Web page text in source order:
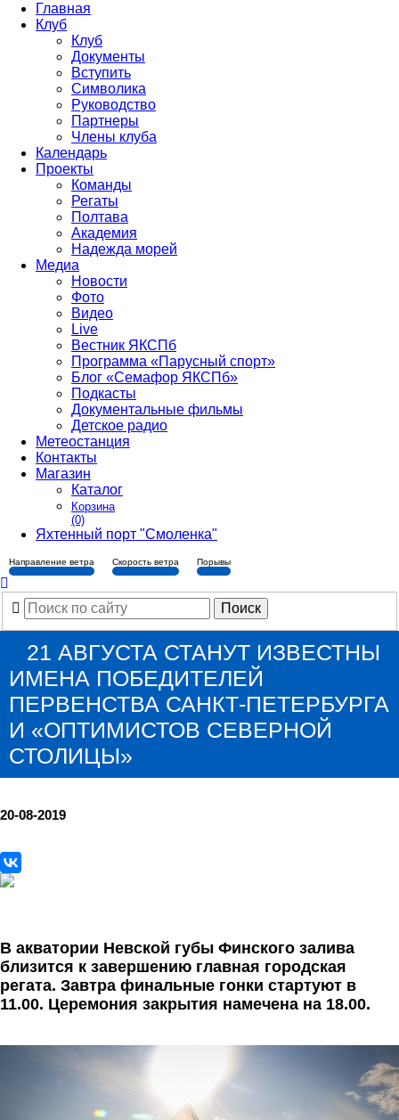
Главная
Клуб
Клуб
Документы
Вступить
Символика
Руководство
Партнеры
Члены клуба
Календарь
Проекты
Команды
Регаты
Полтава
Академия
Надежда морей
Медиа
Новости
Фото
Видео
Live
Вестник ЯКСПб
Программа «Парусный спорт»
Блог «Семафор ЯКСПб»
Подкасты
Документальные фильмы
Детское радио
Метеостанция
Контакты
Магазин
Каталог
Корзина
(0)
Яхтенный порт "Смоленка"
Направление ветра Скорость ветра Порывы
21 АВГУСТА СТАНУТ ИЗВЕСТНЫ
ИМЕНА ПОБЕДИТЕЛЕЙ
ПЕРВЕНСТВА САНКТ-ПЕТЕРБУРГА
И «ОПТИМИСТОВ СЕВЕРНОЙ
СТОЛИЦЫ»
20-08-2019
В акватории Невской губы Финского залива
близится к завершению главная городская
регата. Завтра финальные гонки стартуют в
11.00. Церемония закрытия намечена на 18.00.